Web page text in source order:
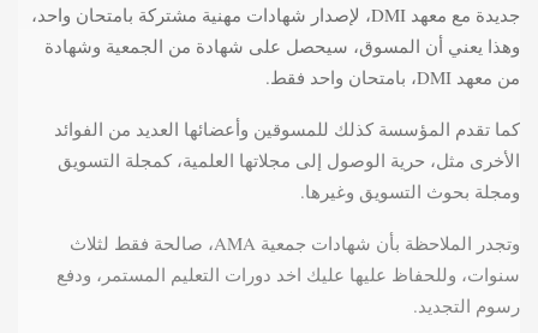
جديدة مع معهد DMI، لإصدار شهادات مهنية مشتركة بامتحان واحد،
وهذا يعني أن المسوق، سيحصل على شهادة من الجمعية وشهادة
من معهد DMI، بامتحان واحد فقط.
كما تقدم المؤسسة كذلك للمسوقين وأعضائها العديد من الفوائد
الأخرى مثل، حرية الوصول إلى مجلاتها العلمية، كمجلة التسويق
ومجلة بحوث التسويق وغيرها.
وتجدر الملاحظة بأن شهادات جمعية AMA، صالحة فقط لثلاث
سنوات، وللحفاظ عليها عليك اخد دورات التعليم المستمر، ودفع
رسوم التجديد.